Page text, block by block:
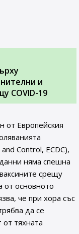
и
COVID-19
от Европейския
Control, ECDC),
няма спешна
срещу
от основното
че при хора със
да се
тяхната